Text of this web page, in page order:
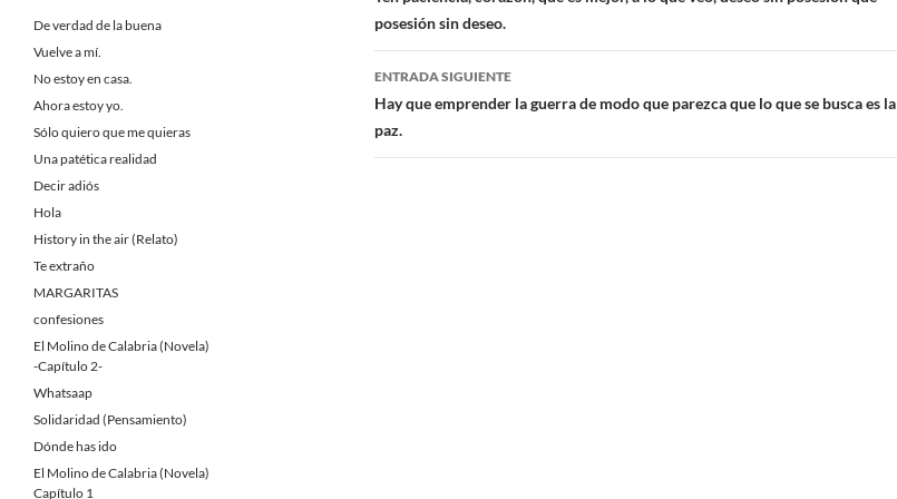
entradas
posesión sin deseo.
ENTRADA SIGUIENTE
Hay que emprender la guerra de modo que parezca que lo que se busca es la
paz.
De verdad de la buena
Vuelve a mí.
No estoy en casa.
Ahora estoy yo.
Sólo quiero que me quieras
Una patética realidad
Decir adiós
Hola
History in the air (Relato)
Te extraño
MARGARITAS
confesiones
El Molino de Calabria (Novela)
-Capítulo 2-
Whatsaap
Solidaridad (Pensamiento)
Dónde has ido
El Molino de Calabria (Novela)
Capítulo 1